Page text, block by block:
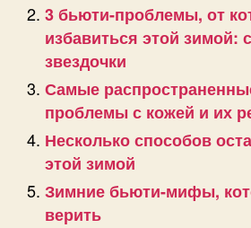
3 бьюти-проблемы, от
избавиться этой зимой:
звездочки
Самые
проблемы с кожей и их
Несколько способов
этой зимой
Зимние бьюти-мифы,
верить